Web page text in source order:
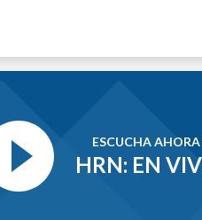
ESCUCHA AHORA
HRN: EN